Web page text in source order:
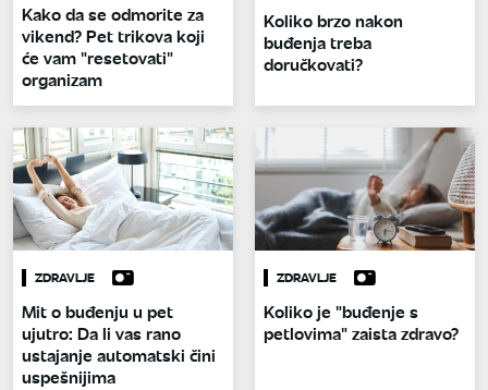
Kako da se odmorite za
vikend? Pet trikova koji
će vam "resetovati"
organizam
Koliko brzo nakon
buđenja treba
doručkovati?
ZDRAVLJE
Mit o buđenju u pet
ujutro: Da li vas rano
ustajanje automatski čini
uspešnijima
ZDRAVLJE
Koliko je "buđenje s
petlovima" zaista zdravo?